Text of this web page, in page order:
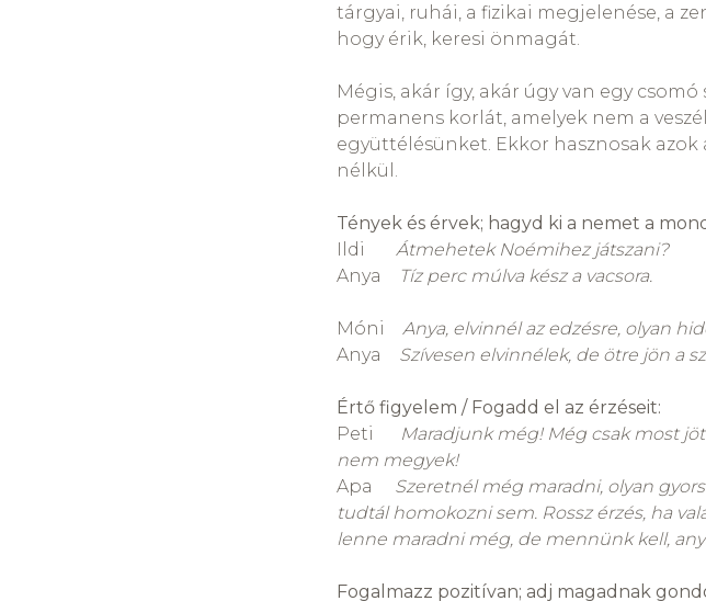
tárgyai, ruhái, a fizikai megjelenése, a
hogy érik, keresi önmagát.
Mégis, akár így, akár úgy van egy
permanens korlát, amelyek nem a
együttélésünket. Ekkor hasznosak
nélkül.
Tények és érvek; hagyd ki a nemet a
Ildi
Átmehetek Noémihez játszani?
Anya
Tíz perc múlva kész a vacsora.
Móni
Anya, elvinnél az edzésre, olyan
Anya
Szívesen elvinnélek, de ötre jön a
Értő figyelem / Fogadd el az érzéseit:
Peti
Maradjunk még! Még csak most
nem megyek!
Apa
Szeretnél még maradni, olyan
tudtál homokozni sem. Rossz érzés, ha
lenne maradni még, de mennünk kell,
Fogalmazz pozitívan; adj magadnak